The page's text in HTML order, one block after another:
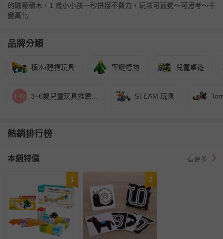
的磁吸積木，1 歲小小孩一秒拼接不費力，玩法可直覺～可思考～千
變萬化
品牌分類
積木/建構玩具 聖誕禮物 兒童桌遊
3~6歲兒童玩具推薦... STEAM 玩具
熱銷排行榜
本週特價 看更多
1 2